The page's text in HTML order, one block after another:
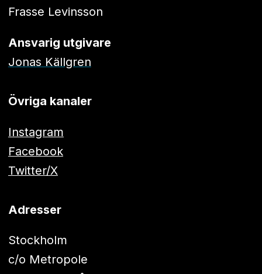
Frasse Levinsson
Ansvarig utgivare
Jonas Källgren
Övriga kanaler
Instagram
Facebook
Twitter/X
Adresser
Stockholm
c/o Metropole